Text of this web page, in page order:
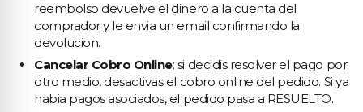
reembolso devuelve el dinero a la cuenta del
comprador y le envia un email confirmando la
devolucion.
Cancelar Cobro Online: si decidis resolver el pago por
otro medio, desactivas el cobro online del pedido. Si ya
habia pagos asociados, el pedido pasa a RESUELTO.